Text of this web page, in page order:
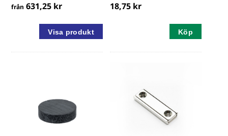
från 631,25 kr 18,75 kr
Köp